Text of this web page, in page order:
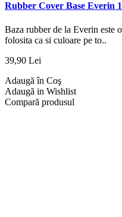
Rubber Cover Base
Baza rubber de la Everin este
folosita ca si culoare pe to..
39,90 Lei
Adaugă în Coş
Adaugă in Wishlist
Compară produsul